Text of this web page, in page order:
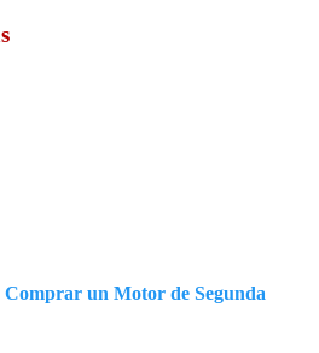
Comprar un Motor de Segunda